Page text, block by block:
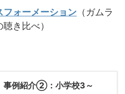
フォーメーション （ガムラ
き比べ）
事例紹介②：小学校3～